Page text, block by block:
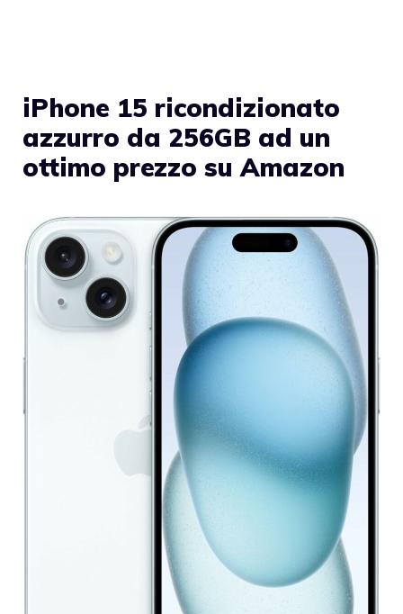
iPhone 15 ricondizionato
azzurro da 256GB ad un
ottimo prezzo su Amazon